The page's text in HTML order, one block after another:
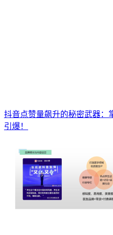
抖音点赞量飙升的秘密武器：
引爆！